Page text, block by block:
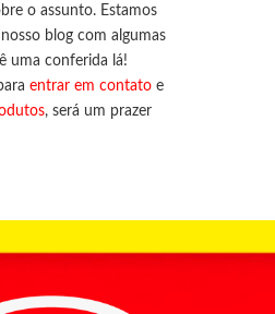
o assunto. Estamos
blog com algumas
uma conferida lá!
entrar em contato e
, será um prazer